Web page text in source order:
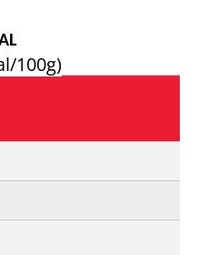
100g)